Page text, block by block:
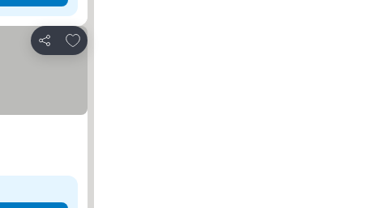
Partilhar
Adicionar aos favoritos